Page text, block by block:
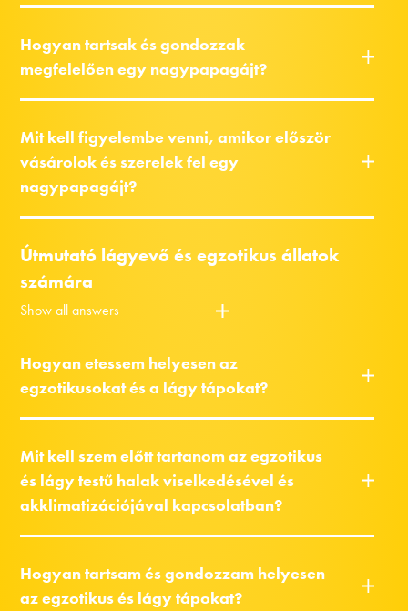
Hogyan tartsak és gondozzak
megfelelően egy nagypapagájt?
Mit kell figyelembe venni, amikor először
vásárolok és szerelek fel egy
nagypapagájt?
Útmutató lágyevő és egzotikus állatok
számára
Show all answers
Hogyan etessem helyesen az
egzotikusokat és a lágy tápokat?
Mit kell szem előtt tartanom az egzotikus
és lágy testű halak viselkedésével és
akklimatizációjával kapcsolatban?
Hogyan tartsam és gondozzam helyesen
az egzotikus és lágy tápokat?